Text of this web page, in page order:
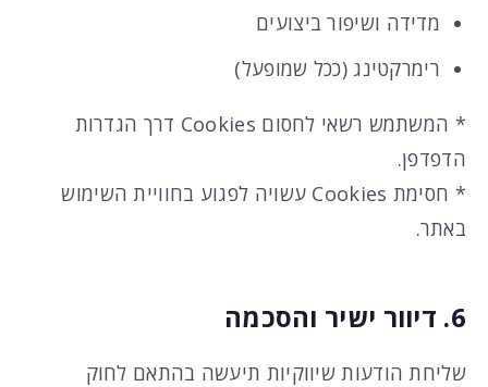
מדידה ושיפור ביצועים
רימרקטינג (ככל שמופעל)
* המשתמש רשאי לחסום Cookies דרך הגדרות
הדפדפן.
* חסימת Cookies עשויה לפגוע בחוויית השימוש
באתר.
6. דיוור ישיר והסכמה
שליחת הודעות שיווקיות תיעשה בהתאם לחוק